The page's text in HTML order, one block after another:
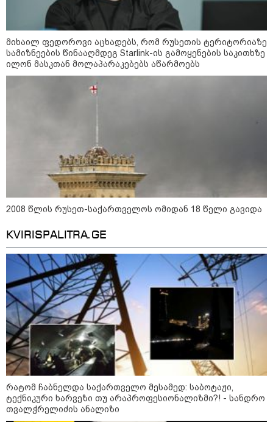
სივრცის მოწესრიგებისთვის. თანმიმდევრული მოქმედება და
პრაქტიკული მიდგომა სასურველ შედეგს უდანაკარგოდ
რა უნდა გავაკეთოთ პირველ
რიგში შუქის გამორთვისას: 5
1-დღიანი ტურები თბილისიდან:
სად წავიდეთ დილით და
დავბრუნდეთ საღამოს?
მსოფლიო
მიხაილ ფედოროვი აცხადებს, რომ რუსეთის ტერიტორიაზე
სამიზნეების წინააღმდეგ Starlink-ის გამოყენების საკითხზე
ილონ მასკთან მოლაპარაკებებს აწარმოებს
2008 წლის რუსეთ-საქართველოს ომიდან 18 წელი გავიდა
KVIRISPALITRA.GE
რატომ ჩაბნელდა საქართველო მესამედ: საბოტაჟი,
ტექნიკური ხარვეზი თუ არაპროფესიონალიზმი?! - სანდრო
თვალჭრელიძის ანალიზი